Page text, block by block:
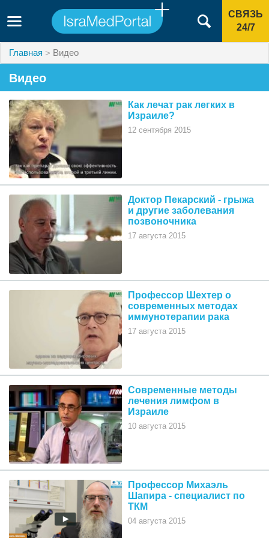
СВЯЗЬ
24/7
Главная Видео
Видео
Как лечат рак легких в
Израиле?
12 сентября 2015
Доктор Пекарский - грыжа
и другие заболевания
позвоночника
17 августа 2015
Профессор Шехтер о
современных методах
иммунотерапии рака
17 августа 2015
Современные методы
лечения лимфом в
Израиле
10 августа 2015
Профессор Михаэль
Шапира - специалист по
ТКМ
04 августа 2015